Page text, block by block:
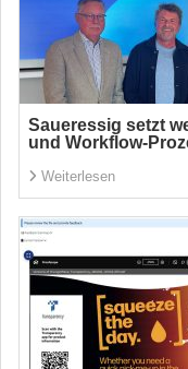
Saueressig setzt
und Workflow-
Weiterlesen